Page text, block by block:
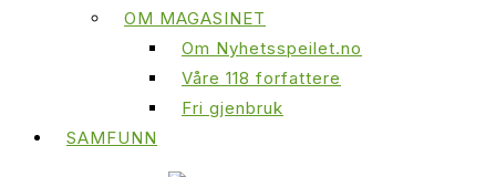
OM MAGASINET
Om Nyhetsspeilet.no
Våre 118 forfattere
Fri gjenbruk
SAMFUNN